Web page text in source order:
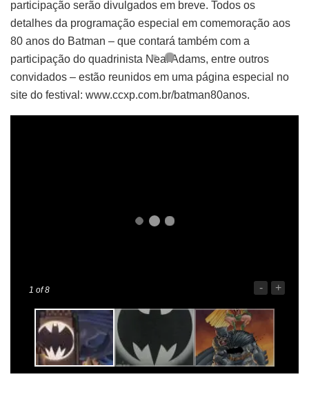
participação serão divulgados em breve. Todos os
detalhes da programação especial em comemoração aos
80 anos do Batman – que contará também com a
participação do quadrinista Neal Adams, entre outros
convidados – estão reunidos em uma página especial no
site do festival: www.ccxp.com.br/batman80anos.
1 of 8 - +